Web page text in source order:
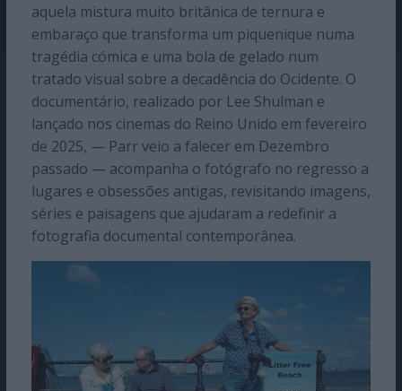
aquela mistura muito britânica de ternura e
embaraço que transforma um piquenique numa
tragédia cómica e uma bola de gelado num
tratado visual sobre a decadência do Ocidente. O
documentário, realizado por Lee Shulman e
lançado nos cinemas do Reino Unido em fevereiro
de 2025, — Parr veio a falecer em Dezembro
passado — acompanha o fotógrafo no regresso a
lugares e obsessões antigas, revisitando imagens,
séries e paisagens que ajudaram a redefinir a
fotografia documental contemporânea.